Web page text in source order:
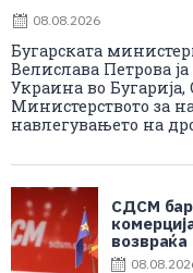
08.08.2026
Бугарската
Велислава Петрова
Украина во
Министерството за
навлегувањето на
СДСМ
е во